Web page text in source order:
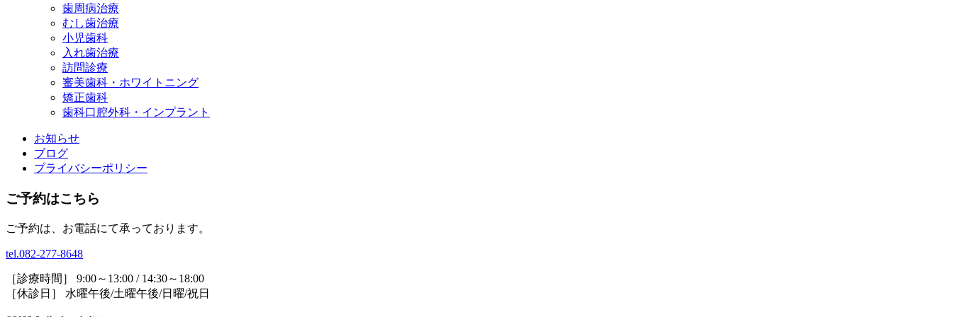
歯周病治療
むし歯治療
小児歯科
入れ歯治療
訪問診療
審美歯科・ホワイトニング
矯正歯科
歯科口腔外科・インプラント
お知らせ
ブログ
プライバシーポリシー
ご予約はこちら
ご予約は、お電話にて承っております。
tel.082-277-8648
［診療時間］ 9:00～13:00 / 14:30～18:00
［休診日］ 水曜午後/土曜午後/日曜/祝日